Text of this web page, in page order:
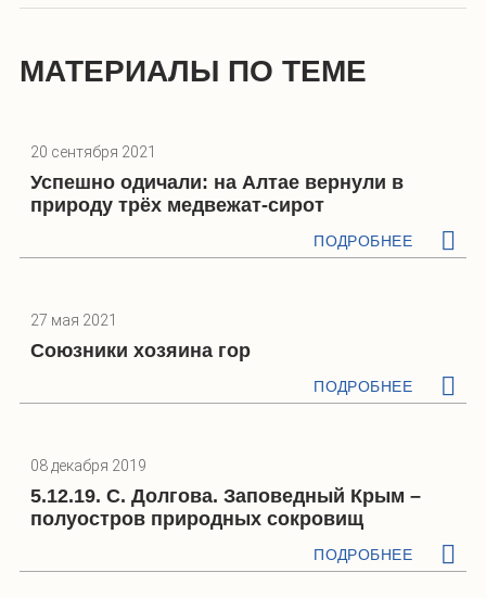
МАТЕРИАЛЫ ПО ТЕМЕ
20 сентября 2021
Успешно одичали: на Алтае вернули в
природу трёх медвежат-сирот
ПОДРОБНЕЕ
27 мая 2021
Союзники хозяина гор
ПОДРОБНЕЕ
08 декабря 2019
5.12.19. С. Долгова. Заповедный Крым –
полуостров природных сокровищ
ПОДРОБНЕЕ